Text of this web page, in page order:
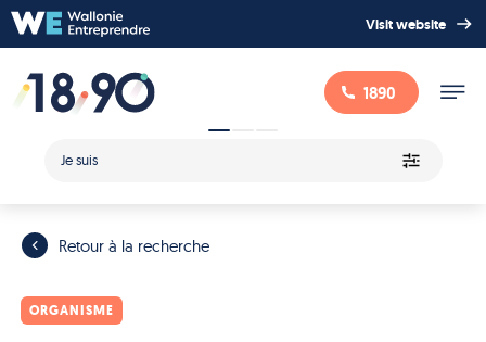
Visit website
1890
Je suis
Retour à la recherche
ORGANISME